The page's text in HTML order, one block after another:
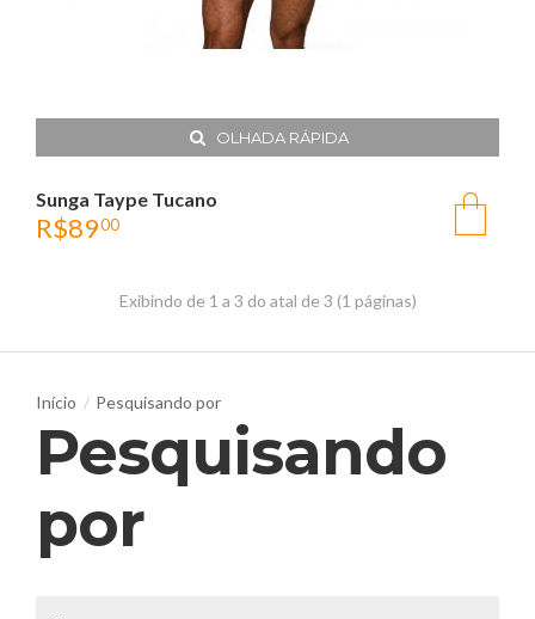
OLHADA RÁPIDA
Sunga Taype Tucano
R$8900
Exibindo de 1 a 3 do atal de 3 (1 páginas)
Pesquisando por
Pesquisando
por